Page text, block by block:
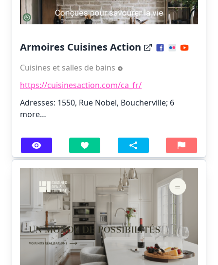
Armoires Cuisines Action
Cuisines et salles de bains
https://cuisinesaction.com/ca_fr/
Adresses: 1550, Rue Nobel, Boucherville; 6
more…